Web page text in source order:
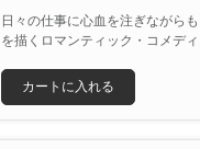
日々の仕事に心血を注ぎながら
を描くロマンティック・コメディ
カートに入れる